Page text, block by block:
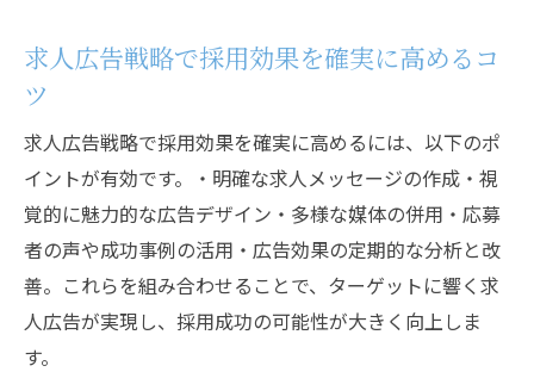
求人広告戦略で採用効果を確実に高めるコ
ツ
求人広告戦略で採用効果を確実に高めるには、以下のポ
イントが有効です。・明確な求人メッセージの作成・視
覚的に魅力的な広告デザイン・多様な媒体の併用・応募
者の声や成功事例の活用・広告効果の定期的な分析と改
善。これらを組み合わせることで、ターゲットに響く求
人広告が実現し、採用成功の可能性が大きく向上しま
す。